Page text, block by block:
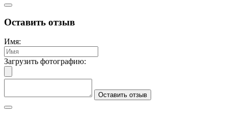
Оставить отзыв
Имя:
Загрузить фотографию:
Оставить отзыв